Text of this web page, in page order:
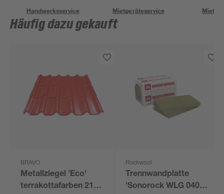
Handwerksservice Mietgeräteservice
Häufig dazu gekauft
BRAVO
Metallziegel 'Eco'
terrakottafarben 214
Rockwool
Trennwandplatte
'Sonorock WLG 040'